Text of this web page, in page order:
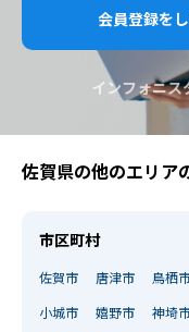
会員登録を
インフォニス
佐賀県の他のエリア
市区町村
佐賀市 唐津市 鳥栖
小城市 嬉野市 神埼